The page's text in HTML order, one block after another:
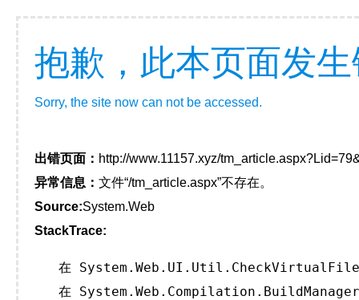
抱歉，此本页面发
Sorry, the site now can not be accessed.
出错页面： http://www.11157.xyz/
异常信息： 文件“/tm_article.aspx”不存在。
Source:System.Web
StackTrace:
在
在